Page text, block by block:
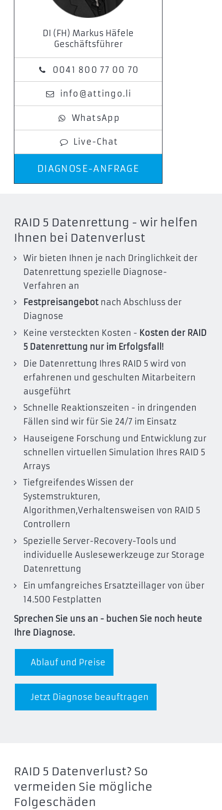
DI (FH) Markus Häfele
Geschäftsführer
0041 800 77 00 70
info@attingo.li
WhatsApp
Live-Chat
DIAGNOSE-ANFRAGE
RAID 5 Datenrettung - wir helfen
Ihnen bei Datenverlust
Wir bieten Ihnen je nach Dringlichkeit der
Datenrettung spezielle Diagnose-
Verfahren an
Festpreisangebotnach Abschluss der
Diagnose
Keine versteckten Kosten - Kosten der RAID
5 Datenrettung nur im Erfolgsfall!
Die Datenrettung Ihres RAID 5 wird von
erfahrenen und geschulten Mitarbeitern
ausgeführt
Schnelle Reaktionszeiten - in dringenden
Fällen sind wir für Sie 24/7 im Einsatz
Hauseigene Forschung und Entwicklung zur
schnellen virtuellen Simulation Ihres RAID 5
Arrays
Tiefgreifendes Wissen der
Systemstrukturen,
Algorithmen,Verhaltensweisen von RAID 5
Controllern
Spezielle Server-Recovery-Tools und
individuelle Auslesewerkzeuge zur Storage
Datenrettung
Ein umfangreiches Ersatzteillager von über
14.500 Festplatten
Sprechen Sie uns an - buchen Sie noch heute
Ihre Diagnose.
Ablauf und Preise
Jetzt Diagnose beauftragen
RAID 5 Datenverlust? So
vermeiden Sie mögliche
Folgeschäden